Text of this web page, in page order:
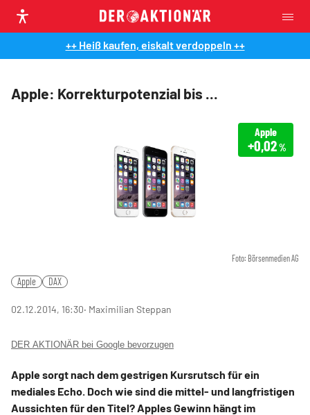
++ Heiß kaufen, eiskalt verdoppeln ++
Apple: Korrekturpotenzial bis ...
Foto: Börsenmedien AG
Apple
+0,02%
Apple DAX
02.12.2014, 16:30‧ Maximilian Steppan
DER AKTIONÄR bei Google bevorzugen
Apple sorgt nach dem gestrigen Kursrutsch für ein
mediales Echo. Doch wie sind die mittel- und langfristigen
Aussichten für den Titel? Apples Gewinn hängt im